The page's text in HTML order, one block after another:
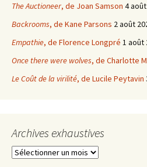
The Auctioneer, de Joan Samson 4
Backrooms, de Kane Parsons 2 août
Empathie, de Florence Longpré 1 août
Once there were wolves, de Charlotte
Le Coût de la virilité, de Lucile Peytavin
Archives exhaustives
Archives